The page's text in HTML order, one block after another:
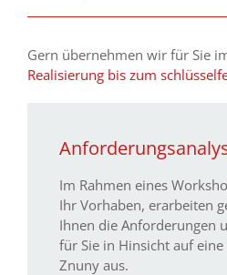
Gern übernehmen wir für Sie
Realisierung bis zum
Im Rahmen eines
Ihr Vorhaben, erarbeiten
Ihnen die Anforderungen
für Sie in Hinsicht auf
Znuny aus.